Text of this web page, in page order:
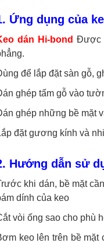
Ứng dụng của
dán Hi-bond Được
để lắp đặt sàn gỗ,
ghép tấm gỗ vào
ghép những bề mặt
đặt gương kính và
Hướng dẫn sử
khi dán, bề mặt
dính của keo
vòi ống sao cho phù
keo lên trên bề